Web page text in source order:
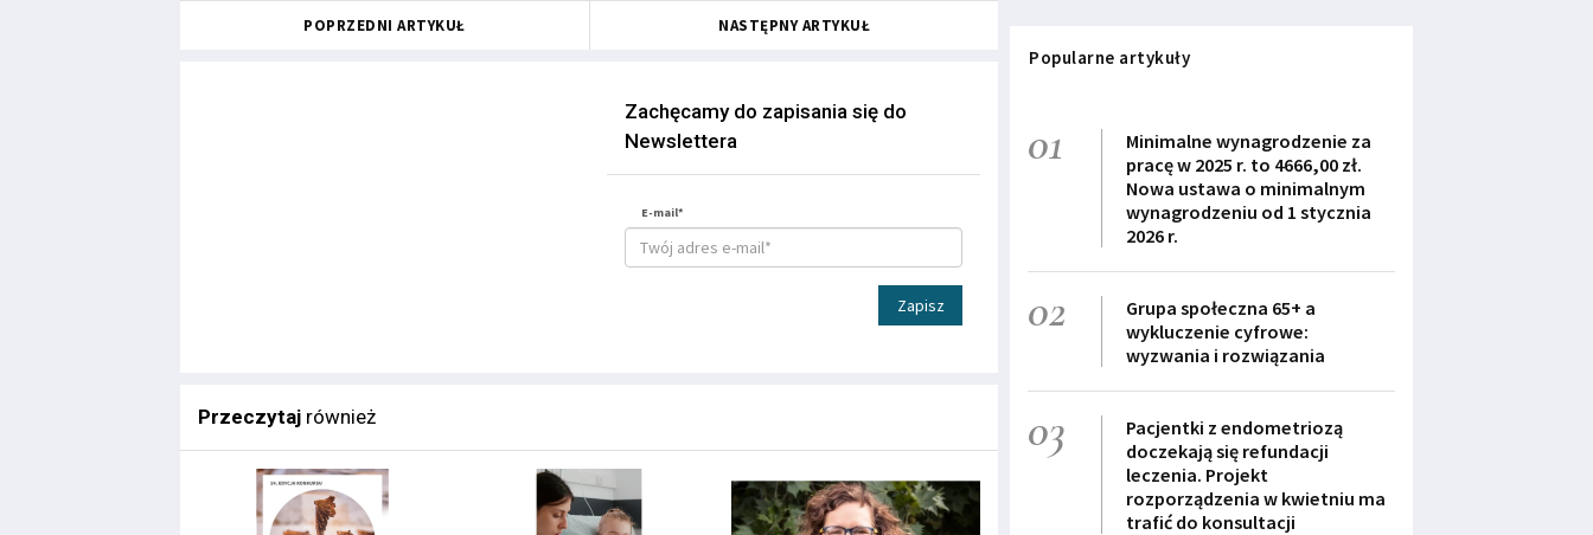
POPRZEDNI ARTYKUŁ NASTĘPNY ARTYKUŁ
Zachęcamy do zapisania się do
Newslettera
E-mail*
Zapisz
Przeczytaj również
Popularne artykuły
01
Minimalne wynagrodzenie za
pracę w 2025 r. to 4666,00 zł.
Nowa ustawa o minimalnym
wynagrodzeniu od 1 stycznia
2026 r.
02
Grupa społeczna 65+ a
wykluczenie cyfrowe:
wyzwania i rozwiązania
03
Pacjentki z endometriozą
doczekają się refundacji
leczenia. Projekt
rozporządzenia w kwietniu ma
trafić do konsultacji